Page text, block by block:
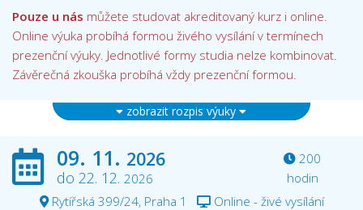
Pouze u nás můžete studovat akreditovaný kurz i online.
Online výuka probíhá formou živého vysílání v termínech
prezenční výuky. Jednotlivé formy studia nelze kombinovat.
Závěrečná zkouška probíhá vždy prezenční formou.
zobrazit rozpis výuky
09. 11. 2026
do 22. 12. 2026
200
hodin
Rytířská 399/24, Praha 1
Online - živé vysílání